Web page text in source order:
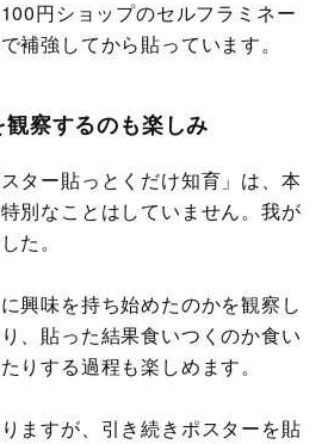
円ショップのセルフラミネー
補強してから貼っています。
察するのも楽しみ
ター貼っとくだけ知育」は、本
別なことはしていません。我が
た。
興味を持ち始めたのかを観察し
、貼った結果食いつくのか食い
りする過程も楽しめます。
ますが、引き続きポスターを貼